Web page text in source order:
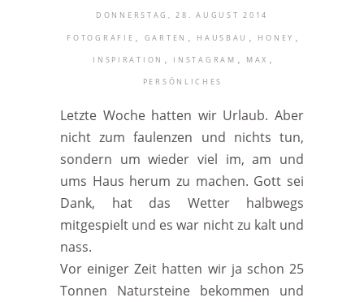
DONNERSTAG, 28. AUGUST 2014
FOTOGRAFIE , GARTEN , HAUSBAU , HONEY ,
INSPIRATION , INSTAGRAM , MAX ,
PERSÖNLICHES
Letzte Woche hatten wir Urlaub. Aber
nicht zum faulenzen und nichts tun,
sondern um wieder viel im, am und
ums Haus herum zu machen. Gott sei
Dank, hat das Wetter halbwegs
mitgespielt und es war nicht zu kalt und
nass.
Vor einiger Zeit hatten wir ja schon 25
Tonnen Natursteine bekommen und